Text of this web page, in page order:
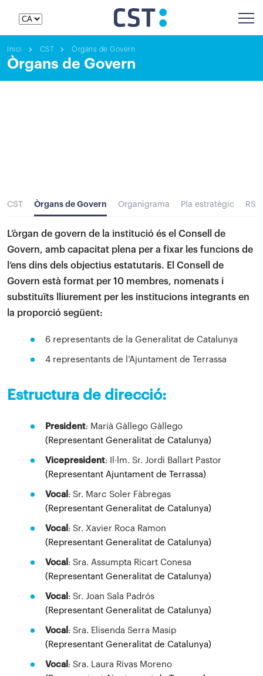
Inici CST Òrgans de Govern
Òrgans de Govern
CST Òrgans de Govern Organigrama Pla estratègic RSC
L’òrgan de govern de la institució és el Consell de
Govern, amb capacitat plena per a fixar les funcions de
l’ens dins dels objectius estatutaris. El Consell de
Govern està format per 10 membres, nomenats i
substituïts lliurement per les institucions integrants en
la proporció següent:
6 representants de la Generalitat de Catalunya
4 representants de l’Ajuntament de Terrassa
Estructura de direcció:
President: Marià Gàllego Gàllego
(Representant Generalitat de Catalunya)
Vicepresident: Il·lm. Sr. Jordi Ballart Pastor
(Representant Ajuntament de Terrassa)
Vocal : Sr. Marc Soler Fàbregas
(Representant Generalitat de Catalunya)
Vocal : Sr. Xavier Roca Ramon
(Representant Generalitat de Catalunya)
Vocal : Sra. Assumpta Ricart Conesa
(Representant Generalitat de Catalunya)
Vocal : Sr. Joan Sala Padrós
(Representant Generalitat de Catalunya)
Vocal : Sra. Elisenda Serra Masip
(Representant Generalitat de Catalunya)
Vocal : Sra. Laura Rivas Moreno